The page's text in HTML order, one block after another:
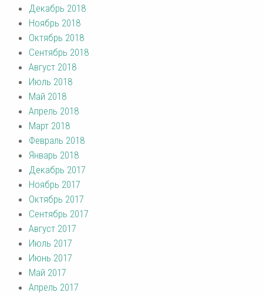
Декабрь 2018
Ноябрь 2018
Октябрь 2018
Сентябрь 2018
Август 2018
Июль 2018
Май 2018
Апрель 2018
Март 2018
Февраль 2018
Январь 2018
Декабрь 2017
Ноябрь 2017
Октябрь 2017
Сентябрь 2017
Август 2017
Июль 2017
Июнь 2017
Май 2017
Апрель 2017